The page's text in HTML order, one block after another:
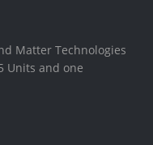
Matter Technologies
Units and one